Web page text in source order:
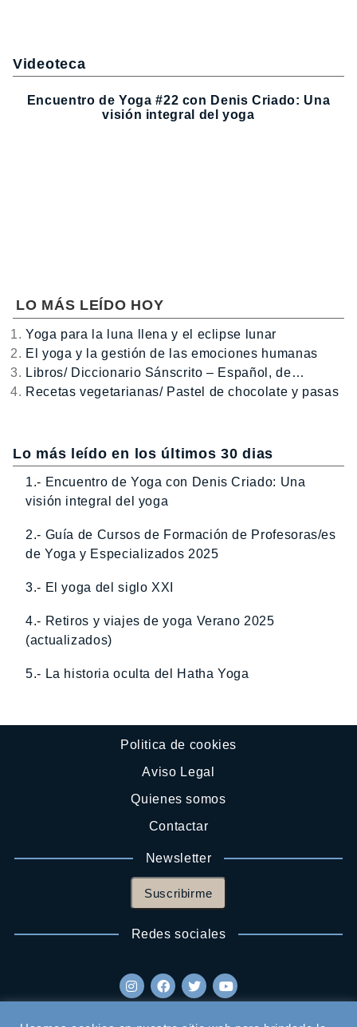
Videoteca
Encuentro de Yoga #22 con Denis Criado: Una
visión integral del yoga
LO MÁS LEÍDO HOY
Yoga para la luna llena y el eclipse lunar
El yoga y la gestión de las emociones humanas
Libros/ Diccionario Sánscrito – Español, de…
Recetas vegetarianas/ Pastel de chocolate y pasas
Lo más leído en los últimos 30 dias
1.- Encuentro de Yoga con Denis Criado: Una
visión integral del yoga
2.- Guía de Cursos de Formación de Profesoras/es
de Yoga y Especializados 2025
3.- El yoga del siglo XXI
4.- Retiros y viajes de yoga Verano 2025
(actualizados)
5.- La historia oculta del Hatha Yoga
Politica de cookies
Aviso Legal
Quienes somos
Contactar
Newsletter
Suscribirme
Redes sociales